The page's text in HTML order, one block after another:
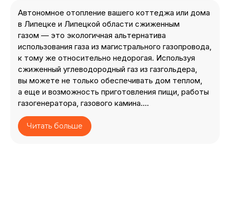
Автономное отопление вашего коттеджа или дома
в Липецке и Липецкой области сжиженным
газом — это экологичная альтернатива
использования газа из магистрального газопровода,
к тому же относительно недорогая. Используя
сжиженный углеводородный газ из газгольдера,
вы можете не только обеспечивать дом теплом,
а еще и возможность приготовления пищи, работы
газогенератора, газового камина....
Читать больше